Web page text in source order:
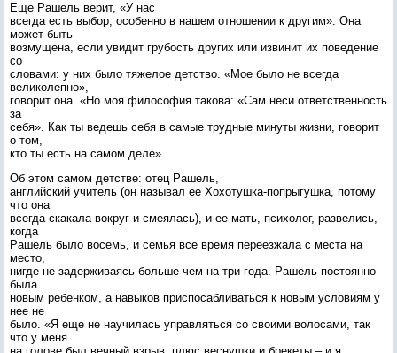
Еще Рашель верит, «У нас
всегда есть выбор, особенно в нашем отношении к другим». Она
может быть
возмущена, если увидит грубость других или извинит их поведение
со
словами: у них было тяжелое детство. «Мое было не всегда
великолепно»,
говорит она. «Но моя философия такова: «Сам неси ответственность
за
себя». Как ты ведешь себя в самые трудные минуты жизни, говорит
о том,
кто ты есть на самом деле».
Об этом самом детстве: отец Рашель,
английский учитель (он называл ее Хохотушка-попрыгушка, потому
что она
всегда скакала вокруг и смеялась), и ее мать, психолог, развелись,
когда
Рашель было восемь, и семья все время переезжала с места на
место,
нигде не задерживаясь больше чем на три года. Рашель постоянно
была
новым ребенком, а навыков приспосабливаться к новым условиям у
нее не
было. «Я еще не научилась управляться со своими волосами, так
что у меня